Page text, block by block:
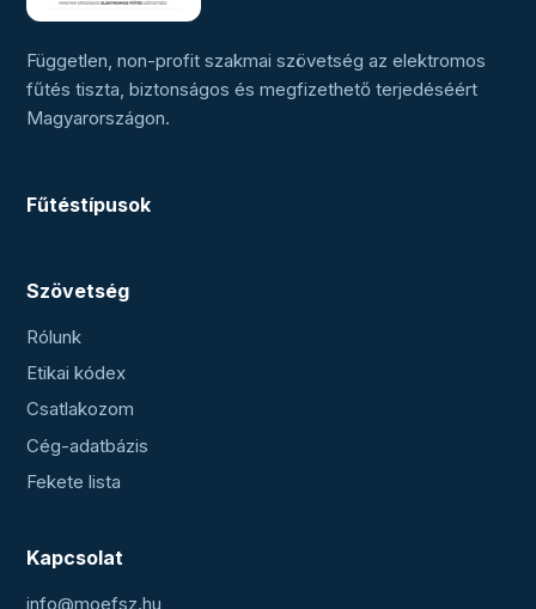
Független, non-profit szakmai szövetség az elektromos
fűtés tiszta, biztonságos és megfizethető terjedéséért
Magyarországon.
Fűtéstípusok
Szövetség
Rólunk
Etikai kódex
Csatlakozom
Cég-adatbázis
Fekete lista
Kapcsolat
info@moefsz.hu